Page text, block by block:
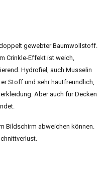
gewebter Baumwollstoff.
Crinkle-Effekt ist weich,
Hydrofiel, auch Musselin
Stoff und sehr hautfreundlich,
Aber auch für Decken
Bildschirm abweichen können.